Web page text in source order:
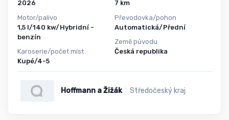
2026
Motor/palivo
1,5 l/140 kw/Hybridní -
benzín
Karoserie/počet míst
Kupé/4-5
7 km
Převodovka/pohon
Automatická/Přední
Země původu
Česká republika
Hoffmann a Žižák Středočeský kraj